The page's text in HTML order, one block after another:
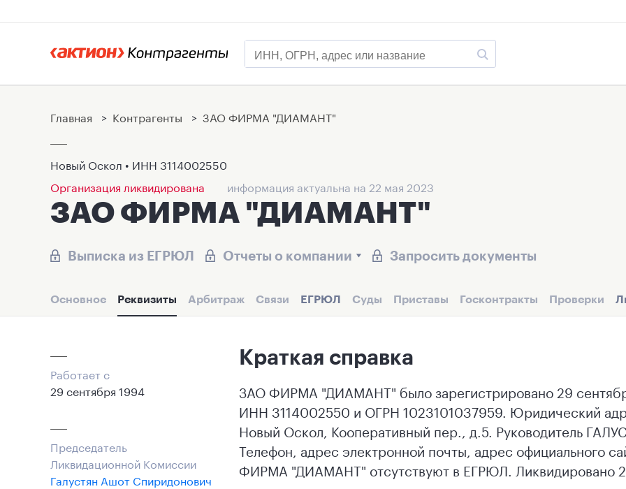
Главная > Контрагенты > ЗАО ФИРМА "ДИАМАНТ"
Новый Оскол • ИНН 3114002550
Организация ликвидирована
информация актуальна на 22 мая 2023
ЗАО ФИРМА "ДИАМАНТ"
Выписка из ЕГРЮЛ Отчеты о компании Запросить документы
Основное Реквизиты Арбитраж Связи ЕГРЮЛ Суды Приставы Госконтракты Проверки
Работает с
29 сентября 1994
Председатель
Ликвидационной Комиссии
Галустян Ашот Спиридонович
Краткая справка
ЗАО ФИРМА "ДИАМАНТ" было зарегистрировано 29
ИНН 3114002550 и ОГРН 1023101037959. Юридический
Новый Оскол, Кооперативный пер., д.5. Руководитель
Телефон, адрес электронной почты, адрес официального
ФИРМА "ДИАМАНТ" отсутствуют в ЕГРЮЛ. Ликвидировано